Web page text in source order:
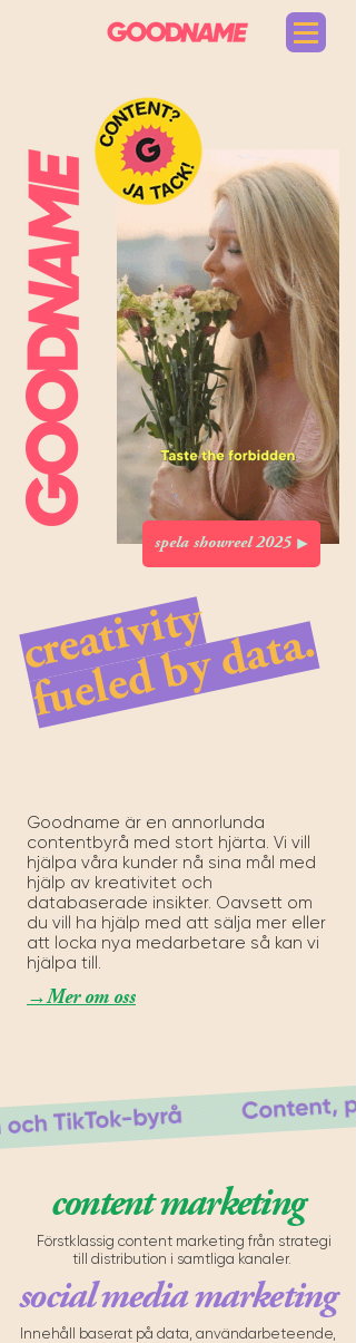
spela showreel 2025
creativity
fueled by data.
Goodname är en annorlunda
contentbyrå med stort hjärta. Vi vill
hjälpa våra kunder nå sina mål med
hjälp av kreativitet och
databaserade insikter. Oavsett om
du vill ha hjälp med att sälja mer eller
att locka nya medarbetare så kan vi
hjälpa till.
→Mer om oss
content marketing
Förstklassig content marketing från strategi
till distribution i samtliga kanaler.
social media marketing
Innehåll baserat på data, användarbeteende,